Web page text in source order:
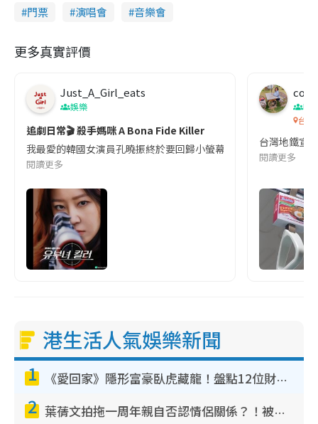
門票 演唱會 音樂會
更多真實評價
Just_A_Girl_eats
娛樂
追劇日常🎬 殺手媽咪 A Bona Fide Killer
我最愛的韓國女演員孔曉振終於要回歸小螢幕啦!這次的劇本改編
閱讀更多
co
吹
台灣
台灣地鐵宣
閱讀更多
港生活人氣娛樂新聞
1 《愛回家》隱形富豪臥虎藏龍！盤點12位財氣逼人的有錢藝人：呢位靚女3億身家唔憂做
2 葉蒨文拍拖一周年親自否認情侶關係？！被質疑感情造假竟稱GM「普通同事」